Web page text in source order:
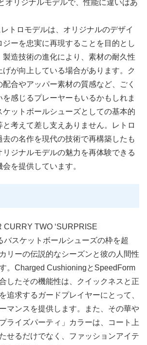
オリジナルモデルで、性能に違いはあ
トロモデルは、オリジナルのデザイ
ジーを忠実に再現することを目的とし
製造技術の進化により、素材の耐久性
げが向上している場合があります。ク
配合やアッパー素材の質感など、ごく
を感じるプレーヤーもいるかもしれま
ケットボールシューズとしての基本的
と考えて差し支えありません。レトロ
去の名作を現代の技術で再構築したも
リジナルモデルの魅力を再体験できる
を提供しています。
CURRY TWO ‘SURPRISE
バスケットボールシューズの枠を超
リーの伝説的なシーズンと彼の人間性
。Charged CushioningとSpeedForm
したその機能性は、クイックネスと正
追求するガードプレイヤーにとって、
マンスを提供します。また、その華や
ライズパーティ」カラーは、コート上
せるだけでなく、ファッションアイテ